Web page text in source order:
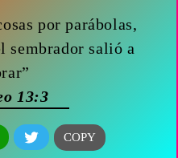
por parábolas,
sembrador salió a
13:3